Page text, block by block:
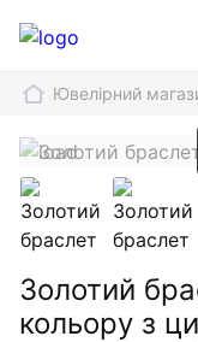
Ювелірний
Золотий
кольору з